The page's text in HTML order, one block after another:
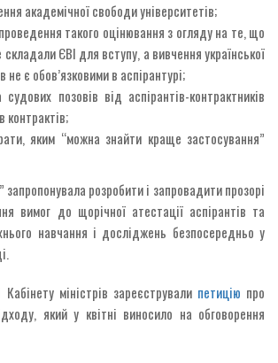
академічної свободи університетів;
такого оцінювання з огляду на те, що
складали ЄВІ для вступу, а вивчення української
не є обов’язковими в аспірантурі;
позовів від аспірантів-контрактників
контрактів;
яким “можна знайти краще застосування”
запропонувала розробити і запровадити прозорі
вимог до щорічної атестації аспірантів та
навчання і досліджень безпосередньо у
міністрів зареєстрували петицію про
який у квітні виносило на обговорення